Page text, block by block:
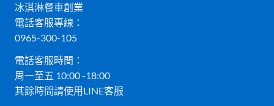
冰淇淋餐車創業
電話客服專線：
0965-300-105
電話客服時間：
周一至五 10:00 -18:00
其餘時間請使用LINE客服